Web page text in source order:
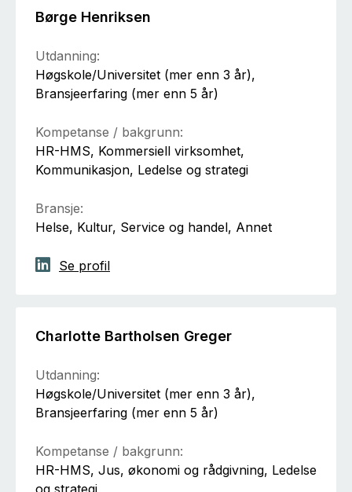
Børge Henriksen
Utdanning:
Høgskole/Universitet (mer enn 3 år),
Bransjeerfaring (mer enn 5 år)
Kompetanse / bakgrunn:
HR-HMS, Kommersiell virksomhet,
Kommunikasjon, Ledelse og strategi
Bransje:
Helse, Kultur, Service og handel, Annet
Se profil
Charlotte Bartholsen Greger
Utdanning:
Høgskole/Universitet (mer enn 3 år),
Bransjeerfaring (mer enn 5 år)
Kompetanse / bakgrunn:
HR-HMS, Jus, økonomi og rådgivning, Ledelse
og strategi